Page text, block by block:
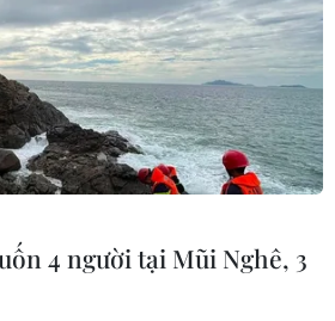
4 người tại Mũi Nghê, 3